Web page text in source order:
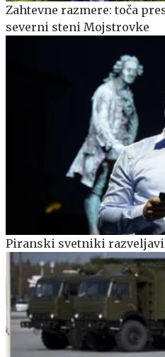
Zahtevne razmere: toča
severni steni Mojstrovke
Piranski svetniki